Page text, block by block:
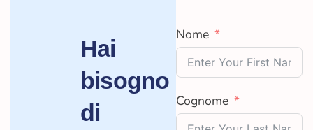
Hai
bisogno
di
Nome
Cognome